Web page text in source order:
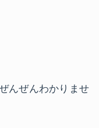
んぜんわかりませ